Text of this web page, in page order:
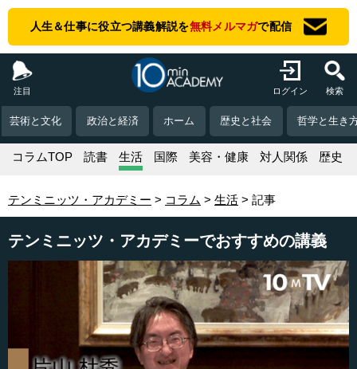
人生＆仕事に役立つ講義解説を無料メルマガで配信
注目 ログイン 検索
芸術と文化 政治と経済 ホーム 歴史と社会 哲学と生き
コラムTOP 読書 生活 国際 美容・健康 対人関係 歴史
テンミニッツ・アカデミー コラム 生活 記事
テンミニッツ・アカデミーでおすすめの講義